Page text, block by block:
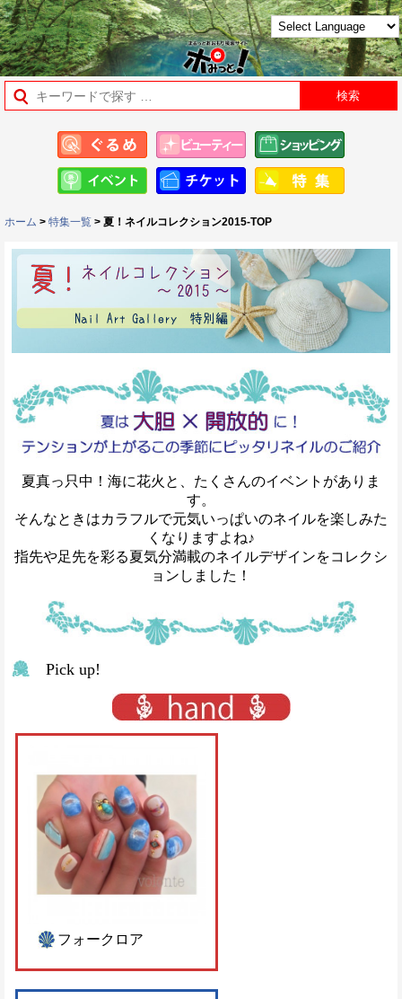
ホーム > 特集一覧 > 夏！ネイルコレクション2015-TOP
夏真っ只中！海に花火と、たくさんのイベントがありま
す。
そんなときはカラフルで元気いっぱいのネイルを楽しみた
くなりますよね♪
指先や足先を彩る夏気分満載のネイルデザインをコレクシ
ョンしました！
Pick up!
フォークロア